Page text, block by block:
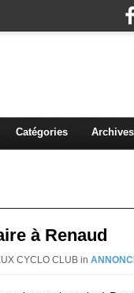
Catégories Archives
à Renaud
CYCLO CLUB in